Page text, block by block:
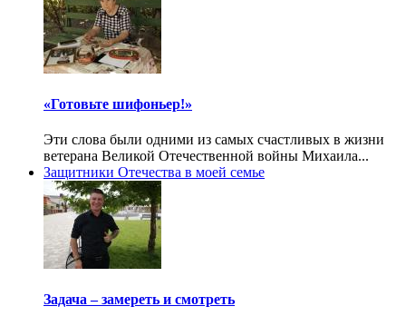
«Готовьте шифоньер!»
Эти слова были одними из самых счастливых в жизни
ветерана Великой Отечественной войны Михаила...
Защитники Отечества в моей семье
Задача – замереть и смотреть